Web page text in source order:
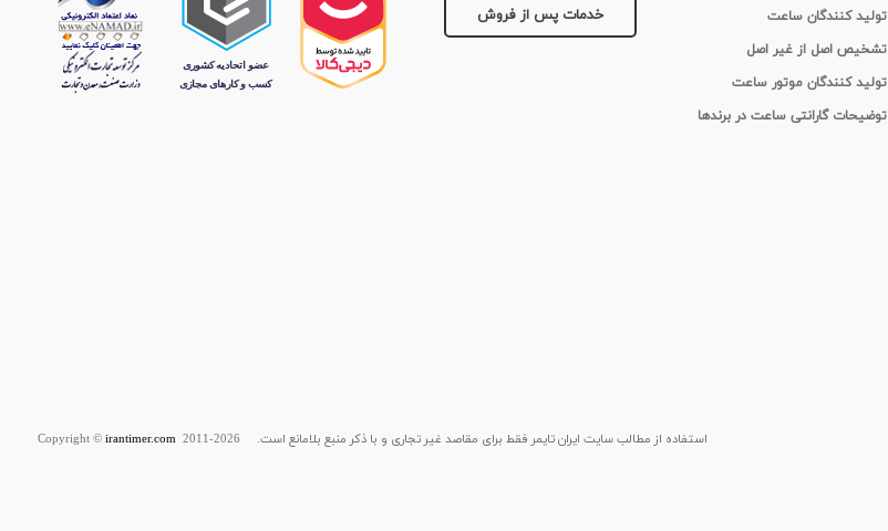
خدمات پس از فروش
تولید کنندگان ساعت
تشخیص اصل از غیر اصل
تولید کنندگان موتور ساعت
توضیحات گارانتی ساعت در برندها
استفاده از مطالب سايت ایران تایمر فقط برای مقاصد غیر تجاری و با ذکر منبع بلامانع است. Copyright © irantimer.com2011-2026